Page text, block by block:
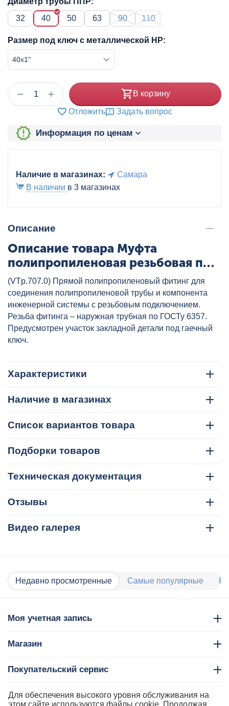
32
40 50 63 90 110
Размер под ключ с металлической НР:
+
− В корзину
Отложить Задать вопрос
Информация по ценам
Наличие в магазинах:
Самара
В наличии в 3 магазинах
Описание
Описание товара Муфта
полипропиленовая резьбовая под
ключ с металлической НР 40x1"
бел. VALTEC, артикул:
VTp.707.0.04006
(VTp.707.0) Прямой полипропиленовый фитинг для
соединения полипропиленовой трубы и компонента
инженерной системы с резьбовым подключением.
Резьба фитинга – наружная трубная по ГОСТу 6357.
Предусмотрен участок закладной детали под гаечный
ключ.
Характеристики
Наличие в магазинах
Список вариантов товара
Подборки товаров
Техническая документация
Отзывы
Видео галерея
Недавно просмотренные Самые популярные
Моя учетная запись
Магазин
Покупательский сервис
Контакты
Для обеспечения высокого уровня обслуживания на